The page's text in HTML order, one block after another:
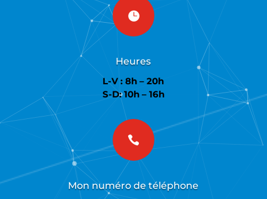

Heures
L-V : 8h – 20h
S-D: 10h – 16h

Mon numéro de téléphone